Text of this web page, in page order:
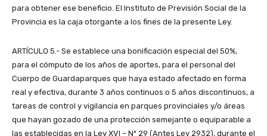
para obtener ese beneficio. El Instituto de Previsión Social de la
Provincia es la caja otorgante a los fines de la presente Ley.
ARTÍCULO 5.- Se establece una bonificación especial del 50%,
para el cómputo de los años de aportes, para el personal del
Cuerpo de Guardaparques que haya estado afectado en forma
real y efectiva, durante 3 años continuos o 5 años discontinuos, a
tareas de control y vigilancia en parques provinciales y/o áreas
que hayan gozado de una protección semejante o equiparable a
las establecidas en la Ley XVI – Nº 29 (Antes Ley 2932), durante el